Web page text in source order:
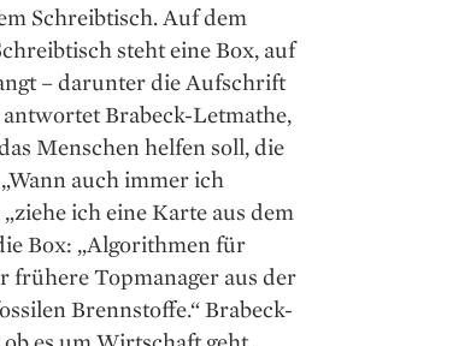
Schreibtisch. Auf dem
steht eine Box, auf
– darunter die Aufschrift
Brabeck-Letmathe,
Menschen helfen soll, die
auch immer ich
ich eine Karte aus dem
Box: „Algorithmen für
frühere Topmanager aus der
Brennstoffe.“ Brabeck-